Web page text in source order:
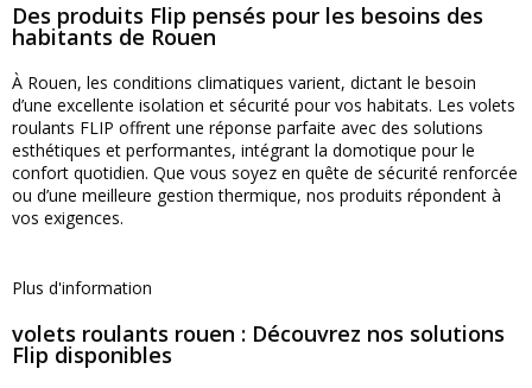
Des produits Flip pensés pour les besoins des
habitants de Rouen
À Rouen, les conditions climatiques varient, dictant le besoin
d’une excellente isolation et sécurité pour vos habitats. Les volets
roulants FLIP offrent une réponse parfaite avec des solutions
esthétiques et performantes, intégrant la domotique pour le
confort quotidien. Que vous soyez en quête de sécurité renforcée
ou d’une meilleure gestion thermique, nos produits répondent à
vos exigences.
Plus d'information
volets roulants rouen : Découvrez nos solutions
Flip disponibles